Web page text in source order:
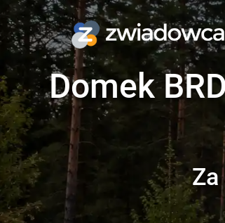
Domek